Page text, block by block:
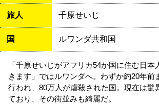
旅人 千原せいじ
国 ルワンダ共和国
「千原せいじがアフリカ54か国に住む日
きます」ではルワンダへ。わずか約20年前
行われ、80万人が虐殺された国。現在は驚
ており、その街並みも綺麗だ。